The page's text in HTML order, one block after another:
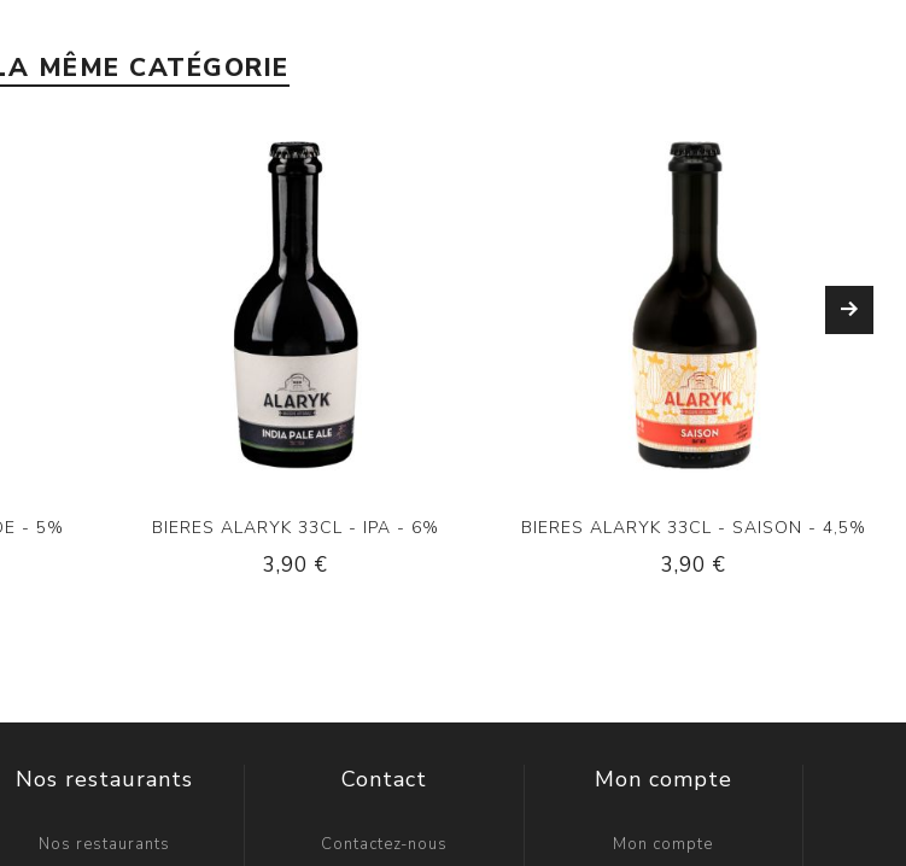
MÊME CATÉGORIE
- 5% BIERES ALARYK 33CL - IPA - 6%
3,90 €
BIERES ALARYK 33CL - SAISON - 4,5%
3,90 €
Nos restaurants
Nos restaurants
Contact
Contactez-nous
Mon compte
Mon compte